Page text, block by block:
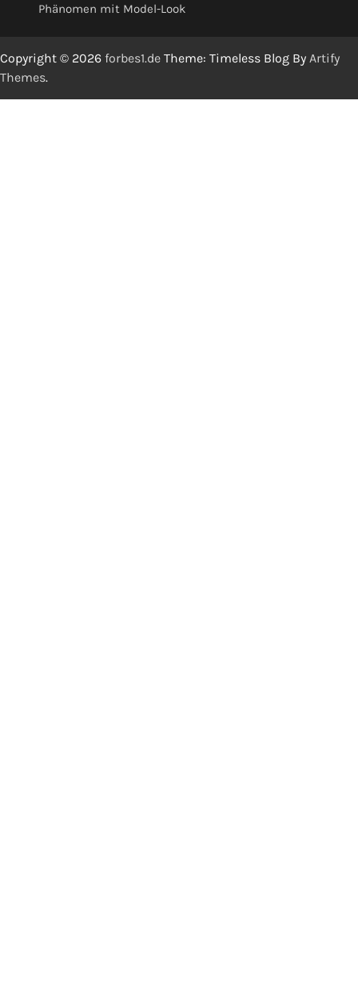
Phänomen mit Model-Look
Copyright © 2026 forbes1.de Theme: Timeless Blog By Artify
Themes.